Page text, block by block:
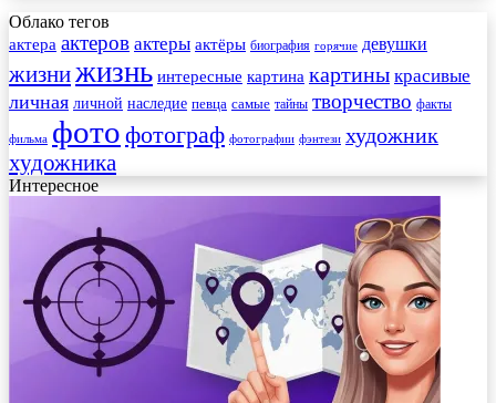
Облако тегов
актера актеров актеры актёры биография горячие девушки
жизнижизнь интересные картина картины красивые
личная личной наследие певца самые тайны творчество факты
фильма фото фотограф фотографии фэнтези художник
художника
Интересное